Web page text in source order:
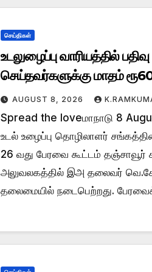
செய்திகள்
உடலுழைப்பு வாரியத்தில் பதிவு
செய்தவர்களுக்கு மாதம்
AUGUST 8, 2026
Spread the loveமாநாடு 8
உடல் உழைப்பு தொழிலாளர்
26 வது பேரவை கூட்டம் தஞ்சாவூர்
அலுவலகத்தில் இஅ தலைவர்
தலைமையில் நடைபெற்றது.